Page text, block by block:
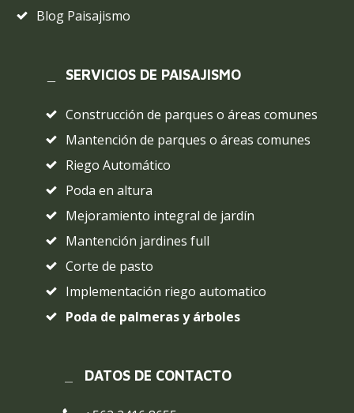
Blog Paisajismo
SERVICIOS DE PAISAJISMO
Construcción de parques o áreas comunes
Mantención de parques o áreas comunes
Riego Automático
Poda en altura
Mejoramiento integral de jardín
Mantención jardines full
Corte de pasto
Implementación riego automatico
Poda de palmeras y árboles
DATOS DE CONTACTO